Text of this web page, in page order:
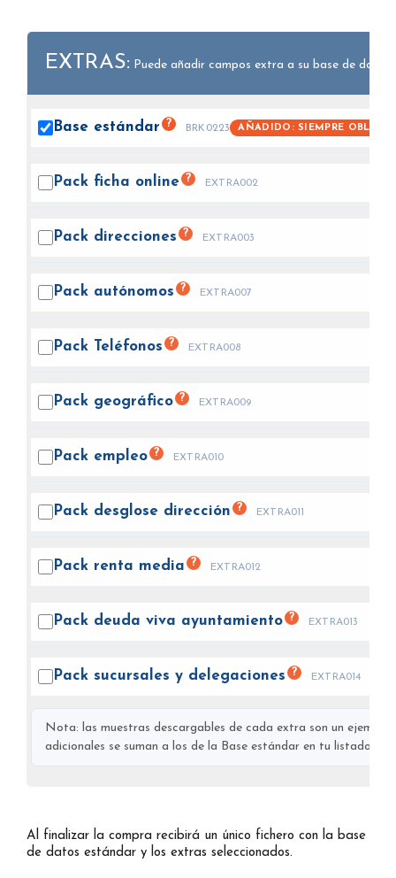
EXTRAS: Puede añadir campos extra a su base de datos.
Base estándar ? BRK0223 AÑADIDO: SIEMPRE
Pack ficha online ? EXTRA002
Pack direcciones ? EXTRA003
Pack autónomos ? EXTRA007
Pack Teléfonos ? EXTRA008
Pack geográfico ? EXTRA009
Pack empleo ? EXTRA010
Pack desglose dirección ? EXTRA011
Pack renta media ? EXTRA012
Pack deuda viva ayuntamiento ? EXTRA013
Pack sucursales y delegaciones ? EXTRA014
Nota: las muestras descargables de cada extra son un
adicionales se suman a los de la Base estándar en tu listado
Al finalizar la compra recibirá un único fichero con la base
de datos estándar y los extras seleccionados.